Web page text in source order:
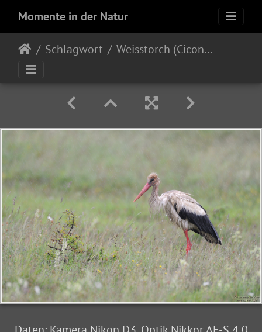
Momente in der Natur
Schlagwort Weisstorch (Ciconia ciconia)